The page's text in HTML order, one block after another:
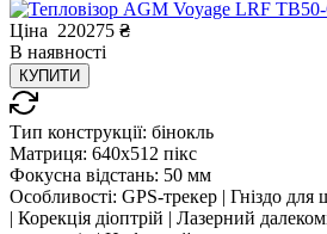
Ціна 220275 ₴
В наявності
КУПИТИ
Тип конструкції: бінокль
Матриця: 640x512 пікс
Фокусна відстань: 50 мм
Особливості: GPS-трекер | Гніздо для
| Корекція діоптрій | Лазерний